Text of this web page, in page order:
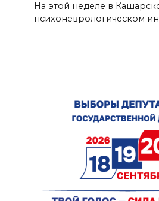
На этой неделе в
психоневрологическом